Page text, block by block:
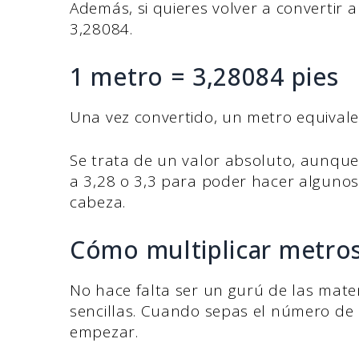
Además, si quieres volver a convertir
3,28084.
1 metro = 3,28084 pies
Una vez convertido, un metro
Se trata de un valor absoluto,
a 3,28 o 3,3 para poder hacer
cabeza.
Cómo multiplicar
No hace falta ser un gurú de las
sencillas. Cuando sepas el número
empezar.